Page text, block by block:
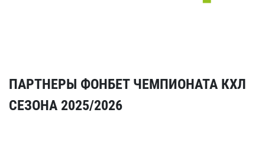
ПАРТНЕРЫ ФОНБЕТ ЧЕМПИОНАТА КХЛ
СЕЗОНА 2025/2026